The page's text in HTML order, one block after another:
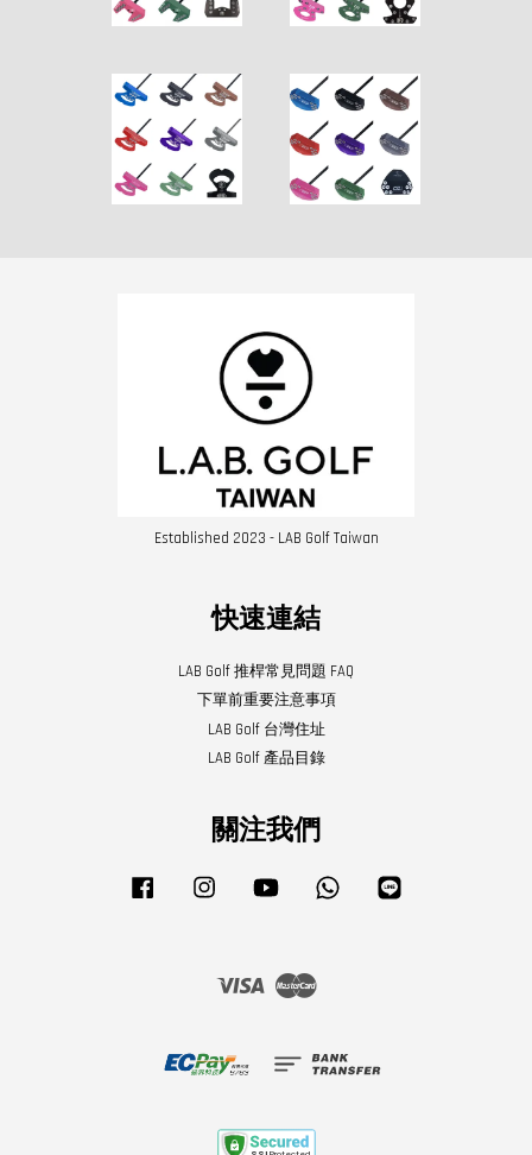
Established 2023 - LAB Golf Taiwan
快速連結
LAB Golf 推桿常見問題 FAQ
下單前重要注意事項
LAB Golf 台灣住址
LAB Golf 產品目錄
關注我們
Facebook Instagram YouTube Whatsapp
Visa Master